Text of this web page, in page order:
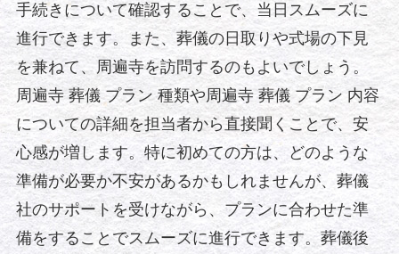
手続きについて確認することで、当日スムーズに
進行できます。また、葬儀の日取りや式場の下見
を兼ねて、周遍寺を訪問するのもよいでしょう。
周遍寺 葬儀 プラン 種類や周遍寺 葬儀 プラン 内容
についての詳細を担当者から直接聞くことで、安
心感が増します。特に初めての方は、どのような
準備が必要か不安があるかもしれませんが、葬儀
社のサポートを受けながら、プランに合わせた準
備をすることでスムーズに進行できます。葬儀後